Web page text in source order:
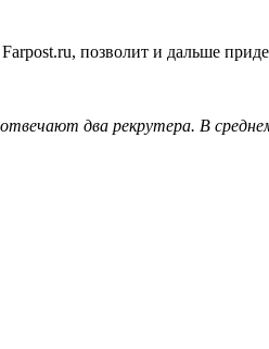
позволит и дальше
два рекрутера. В